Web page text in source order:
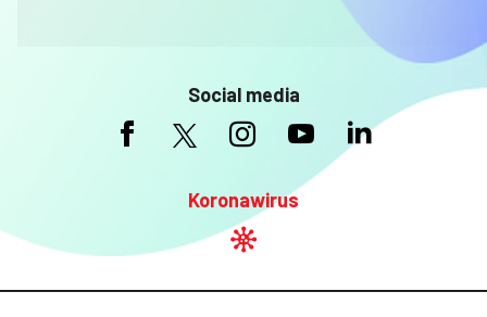
Social media
Koronawirus